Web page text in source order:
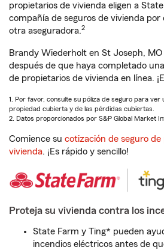
propietarios de vivienda eligen a
compañía de seguros de vivienda
otra aseguradora.2
Brandy Wiederholt en St Joseph,
después de que haya completado
de propietarios de vivienda en línea.
1. Por favor, consulte su póliza de seguro para ver
propiedad cubierta y de las pérdidas cubiertas.
2. Datos proporcionados por S&P Global Market
Comience su cotización de seguro
vivienda. ¡Es rápido y sencillo!
Proteja su vivienda contra los
State Farm y Ting* pueden
incendios eléctricos antes de